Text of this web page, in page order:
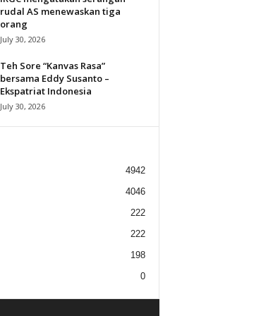
rudal AS menewaskan tiga
orang
July 30, 2026
Teh Sore “Kanvas Rasa”
bersama Eddy Susanto –
Ekspatriat Indonesia
July 30, 2026
4942
4046
222
222
198
0